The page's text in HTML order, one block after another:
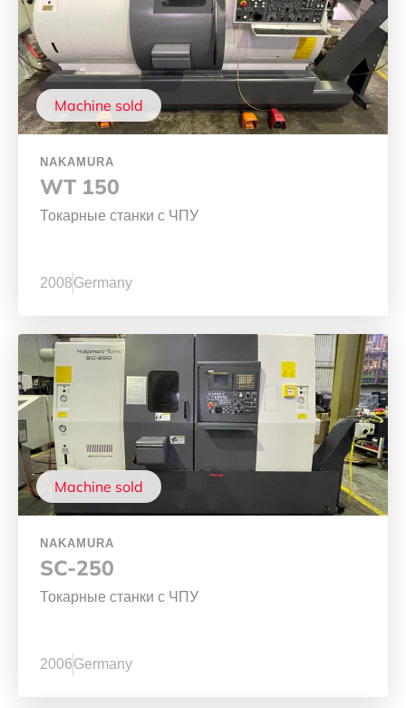
Machine sold
NAKAMURA
WT 150
Токарные станки с ЧПУ
2008Germany
Machine sold
NAKAMURA
SC-250
Токарные станки с ЧПУ
2006Germany